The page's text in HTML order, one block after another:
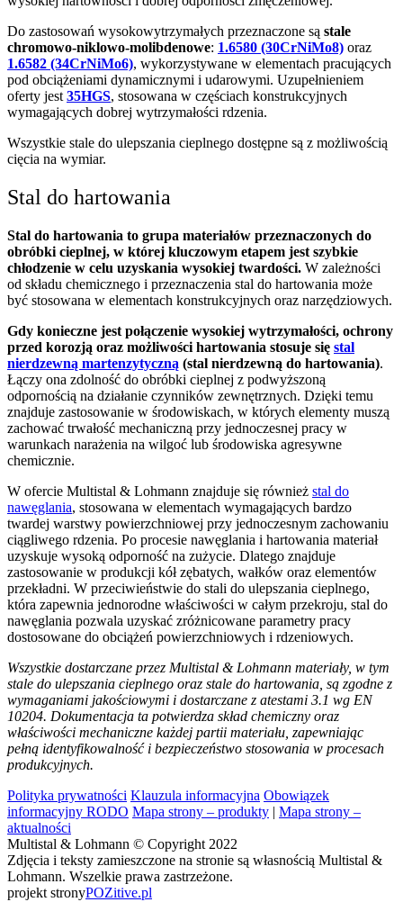
Do zastosowań wysokowytrzymałych przeznaczone są stale
chromowo-niklowo-molibdenowe: 1.6580 (30CrNiMo8) oraz
1.6582 (34CrNiMo6), wykorzystywane w elementach pracujących
pod obciążeniami dynamicznymi i udarowymi. Uzupełnieniem
oferty jest35HGS, stosowana w częściach konstrukcyjnych
wymagających dobrej wytrzymałości rdzenia.
Wszystkie stale do ulepszania cieplnego dostępne są z możliwością
cięcia na wymiar.
Stal do hartowania
Stal do hartowania to grupa materiałów przeznaczonych do
obróbki cieplnej, w której kluczowym etapem jest szybkie
chłodzenie w celu uzyskania wysokiej twardości. W zależności
od składu chemicznego i przeznaczenia stal do hartowania może
być stosowana w elementach konstrukcyjnych oraz narzędziowych.
Gdy konieczne jest połączenie wysokiej wytrzymałości, ochrony
przed korozją oraz możliwości hartowania stosuje się stal
nierdzewną martenzytyczną (stal nierdzewną do hartowania).
Łączy ona zdolność do obróbki cieplnej z podwyższoną
odpornością na działanie czynników zewnętrznych. Dzięki temu
znajduje zastosowanie w środowiskach, w których elementy muszą
zachować trwałość mechaniczną przy jednoczesnej pracy w
warunkach narażenia na wilgoć lub środowiska agresywne
chemicznie.
W ofercie Multistal & Lohmann znajduje się również stal do
nawęglania, stosowana w elementach wymagających bardzo
twardej warstwy powierzchniowej przy jednoczesnym zachowaniu
ciągliwego rdzenia. Po procesie nawęglania i hartowania materiał
uzyskuje wysoką odporność na zużycie. Dlatego znajduje
zastosowanie w produkcji kół zębatych, wałków oraz elementów
przekładni. W przeciwieństwie do stali do ulepszania cieplnego,
która zapewnia jednorodne właściwości w całym przekroju, stal do
nawęglania pozwala uzyskać zróżnicowane parametry pracy
dostosowane do obciążeń powierzchniowych i rdzeniowych.
Wszystkie dostarczane przez Multistal & Lohmann materiały, w tym
stale do ulepszania cieplnego oraz stale do hartowania, są zgodne z
wymaganiami jakościowymi i dostarczane z atestami 3.1 wg EN
10204. Dokumentacja ta potwierdza skład chemiczny oraz
właściwości mechaniczne każdej partii materiału, zapewniając
pełną identyfikowalność i bezpieczeństwo stosowania w procesach
produkcyjnych.
Polityka prywatności Klauzula informacyjna Obowiązek
informacyjny RODO Mapa strony – produkty | Mapa strony –
aktualności
Multistal & Lohmann © Copyright 2022
Zdjęcia i teksty zamieszczone na stronie są własnością Multistal &
Lohmann. Wszelkie prawa zastrzeżone.
projekt stronyPOZitive.pl